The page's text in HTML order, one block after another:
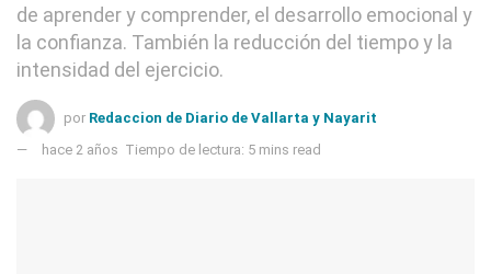
de aprender y comprender, el desarrollo emocional y
la confianza. También la reducción del tiempo y la
intensidad del ejercicio.
por Redaccion de Diario de Vallarta y Nayarit
hace 2 años Tiempo de lectura: 5 mins read